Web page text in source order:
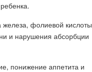
фолиевой кислоты
и нарушения абсорбции
понижение аппетита и